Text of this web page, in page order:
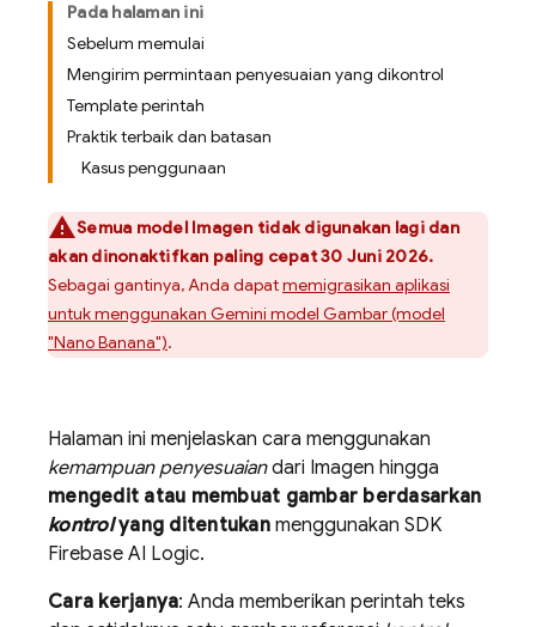
Pada halaman ini
Sebelum memulai
Mengirim permintaan penyesuaian yang dikontrol
Template perintah
Praktik terbaik dan batasan
Kasus penggunaan
Semua model Imagen tidak digunakan lagi dan
akan dinonaktifkan paling cepat 30 Juni 2026.
Sebagai gantinya, Anda dapatmemigrasikan aplikasi
untuk menggunakan Gemini model Gambar (model
"Nano Banana").
Halaman ini menjelaskan cara menggunakan
kemampuan penyesuaiandari Imagen hingga
mengedit atau membuat gambar berdasarkan
kontrolyang ditentukanmenggunakan SDK
Firebase AI Logic.
Cara kerjanya: Anda memberikan perintah teks